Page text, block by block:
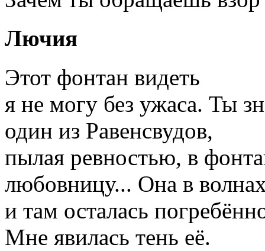
Лючия
Этот фонтан видеть
я не могу без ужаса. Ты
один из Равенсвудов,
пылая ревностью, в
любовницу... Она в
и там осталась
Мне явилась тень её.